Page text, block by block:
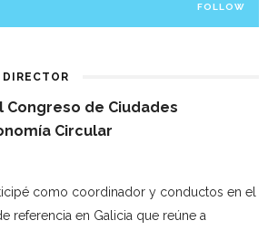
FOLLOW
Congreso de Ciudades
Circular
como coordinador y conductos en el
referencia en Galicia que reúne a